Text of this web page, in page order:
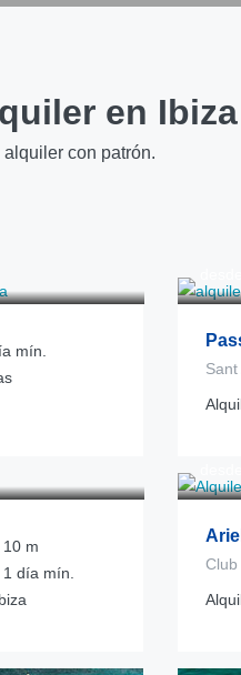
en Ibiza
con patrón.
mín.
10 m
1 día mín.
Club